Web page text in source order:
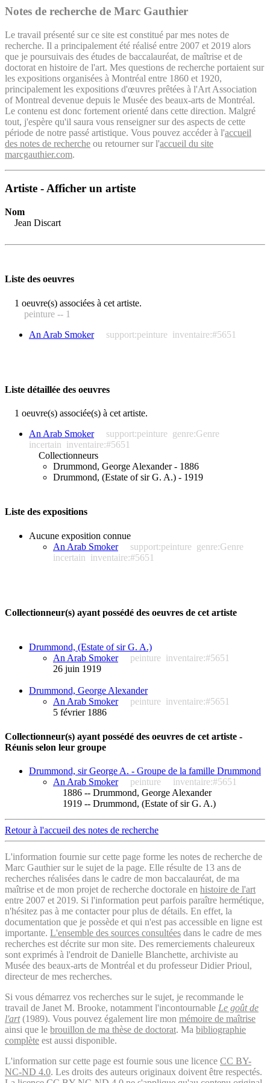
Notes de recherche de Marc Gauthier
Le travail présenté sur ce site est constitué par mes notes de
recherche. Il a principalement été réalisé entre 2007 et 2019 alors
que je poursuivais des études de baccalauréat, de maîtrise et de
doctorat en histoire de l'art. Mes questions de recherche portaient sur
les expositions organisées à Montréal entre 1860 et 1920,
principalement les expositions d'œuvres prêtées à l'Art Association
of Montreal devenue depuis le Musée des beaux-arts de Montréal.
Le contenu est donc fortement orienté dans cette direction. Malgré
tout, j'espère qu'il saura vous renseigner sur des aspects de cette
période de notre passé artistique. Vous pouvez accéder à l'accueil
des notes de recherche ou retourner sur l'accueil du site
marcgauthier.com.
Artiste - Afficher un artiste
Nom
Jean Discart
Liste des oeuvres
1 oeuvre(s) associées à cet artiste.
peinture -- 1
An Arab Smoker
support:peinture inventaire:#5651
Liste détaillée des oeuvres
1 oeuvre(s) associée(s) à cet artiste.
An Arab Smoker
support:peinture genre:Genre
incertain inventaire:#5651
Collectionneurs
Drummond, George Alexander - 1886
Drummond, (Estate of sir G. A.) - 1919
Liste des expositions
Aucune exposition connue
An Arab Smoker
support:peinture genre:Genre
incertain inventaire:#5651
Collectionneur(s) ayant possédé des oeuvres de cet artiste
Drummond, (Estate of sir G. A.)
An Arab Smoker
peinture inventaire:#5651
26 juin 1919
Drummond, George Alexander
An Arab Smoker
peinture inventaire:#5651
5 février 1886
Collectionneur(s) ayant possédé des oeuvres de cet artiste -
Réunis selon leur groupe
Drummond, sir George A. - Groupe de la famille Drummond
An Arab Smoker
peinture
inventaire:#5651
1886 -- Drummond, George Alexander
1919 -- Drummond, (Estate of sir G. A.)
Retour à l'accueil des notes de recherche
L'information fournie sur cette page forme les notes de recherche de
Marc Gauthier sur le sujet de la page. Elle résulte de 13 ans de
recherches réalisées dans le cadre de mon baccalauréat, de ma
maîtrise et de mon projet de recherche doctorale en histoire de l'art
entre 2007 et 2019. Si l'information peut parfois paraître hermétique,
n'hésitez pas à me contacter pour plus de détails. En effet, la
documentation que je possède et qui n'est pas accessible en ligne est
importante. L'ensemble des sources consultées dans le cadre de mes
recherches est décrite sur mon site. Des remerciements chaleureux
sont exprimés à l'endroit de Danielle Blanchette, archiviste au
Musée des beaux-arts de Montréal et du professeur Didier Prioul,
directeur de mes recherches.
Si vous démarrez vos recherches sur le sujet, je recommande le
travail de Janet M. Brooke, notamment l'incontournable Le goût de
l'art(1989). Vous pouvez également lire mon mémoire de maîtrise
ainsi que le brouillon de ma thèse de doctorat. Ma bibliographie
complète est aussi disponible.
L'information sur cette page est fournie sous une licence CC BY-
NC-ND 4.0. Les droits des auteurs originaux doivent être respectés.